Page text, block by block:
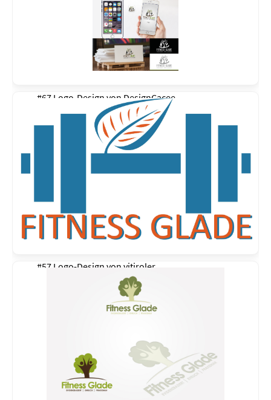
#67 Logo-Design von DesignCacee
#57 Logo-Design von vitiroler